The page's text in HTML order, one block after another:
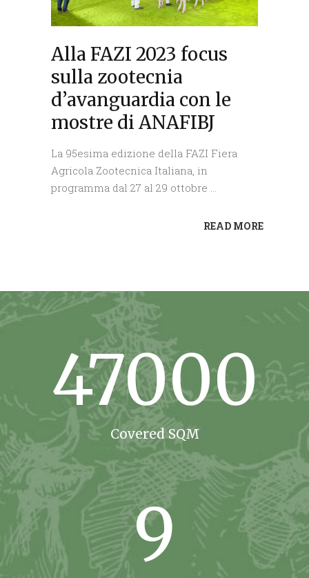
Alla FAZI 2023 focus
sulla zootecnia
d’avanguardia con le
mostre di ANAFIBJ
La 95esima edizione della FAZI Fiera
Agricola Zootecnica Italiana, in
programma dal 27 al 29 ottobre
READ MORE
47000
Covered SQM
9